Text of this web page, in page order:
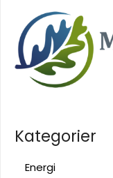
Kategorier
Energi